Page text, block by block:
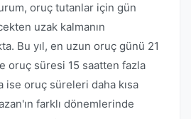
oruç tutanlar için gün
uzak kalmanın
Bu yıl, en uzun oruç günü 21
oruç süresi 15 saatten fazla
ise oruç süreleri daha kısa
farklı dönemlerinde